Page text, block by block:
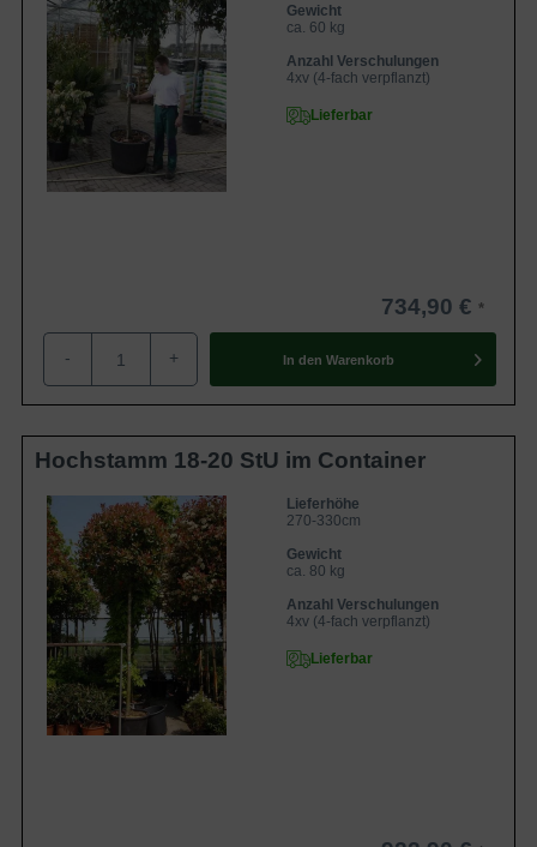
Gewicht
ca. 60 kg
Anzahl Verschulungen
4xv (4-fach verpflanzt)
Lieferbar
734,90 €
- + In den Warenkorb
Hochstamm 18-20 StU im Container
Lieferhöhe
270-330cm
Gewicht
ca. 80 kg
Anzahl Verschulungen
4xv (4-fach verpflanzt)
Lieferbar